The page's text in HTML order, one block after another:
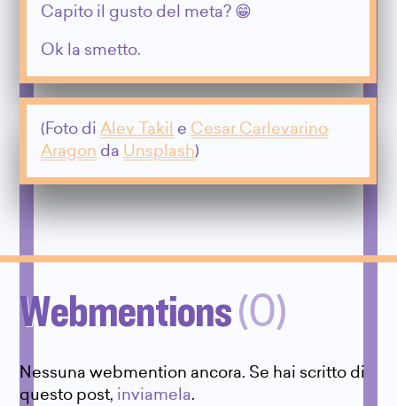
Capito il gusto del meta? 😁
Ok la smetto.
(Foto diAlev Takil e Cesar Carlevarino
Aragon da Unsplash)
Webmentions(0)
Nessuna webmention ancora. Se hai scritto di
questo post, inviamela.